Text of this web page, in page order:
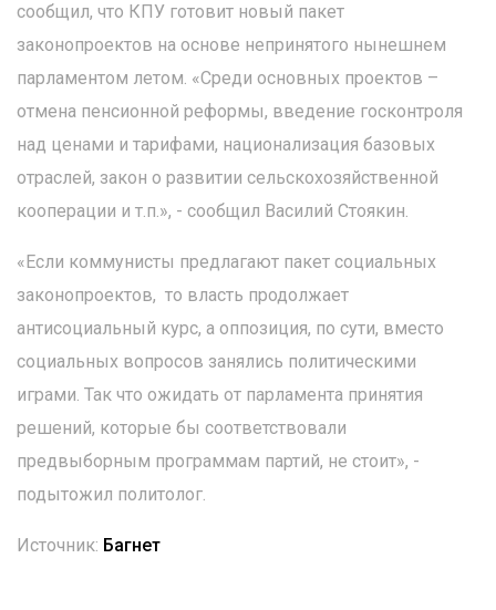
сообщил, что КПУ готовит новый пакет
законопроектов на основе непринятого нынешнем
парламентом летом. «Среди основных проектов –
отмена пенсионной реформы, введение госконтроля
над ценами и тарифами, национализация базовых
отраслей, закон о развитии сельскохозяйственной
кооперации и т.п.», - сообщил Василий Стоякин.
«Если коммунисты предлагают пакет социальных
законопроектов, то власть продолжает
антисоциальный курс, а оппозиция, по сути, вместо
социальных вопросов занялись политическими
играми. Так что ожидать от парламента принятия
решений, которые бы соответствовали
предвыборным программам партий, не стоит», -
подытожил политолог.
Источник: Багнет